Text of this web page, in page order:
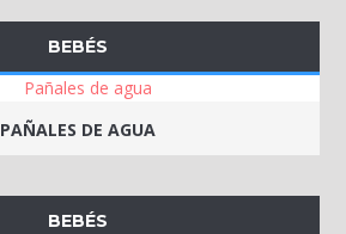
BEBÉS
PAÑALES DE AGUA
BEBÉS